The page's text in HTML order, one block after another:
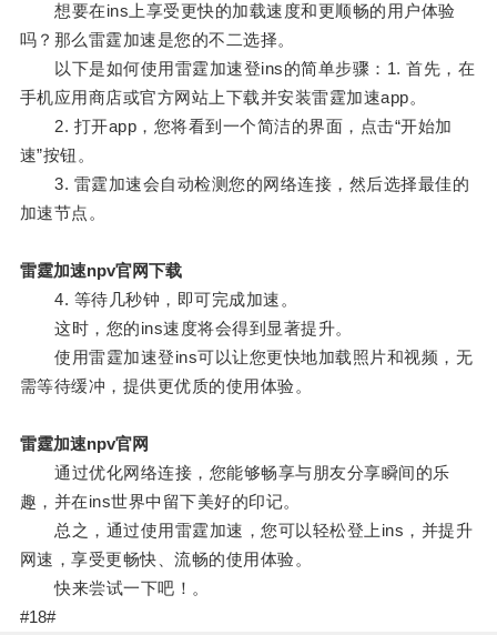
想要在ins上享受更快的加载速度和更顺畅的用户体验
吗？那么雷霆加速是您的不二选择。
以下是如何使用雷霆加速登ins的简单步骤：1. 首先，在
手机应用商店或官方网站上下载并安装雷霆加速app。
2. 打开app，您将看到一个简洁的界面，点击“开始加
速”按钮。
3. 雷霆加速会自动检测您的网络连接，然后选择最佳的
加速节点。
雷霆加速npv官网下载
4. 等待几秒钟，即可完成加速。
这时，您的ins速度将会得到显著提升。
使用雷霆加速登ins可以让您更快地加载照片和视频，无
需等待缓冲，提供更优质的使用体验。
雷霆加速npv官网
通过优化网络连接，您能够畅享与朋友分享瞬间的乐
趣，并在ins世界中留下美好的印记。
总之，通过使用雷霆加速，您可以轻松登上ins，并提升
网速，享受更畅快、流畅的使用体验。
快来尝试一下吧！。
#18#